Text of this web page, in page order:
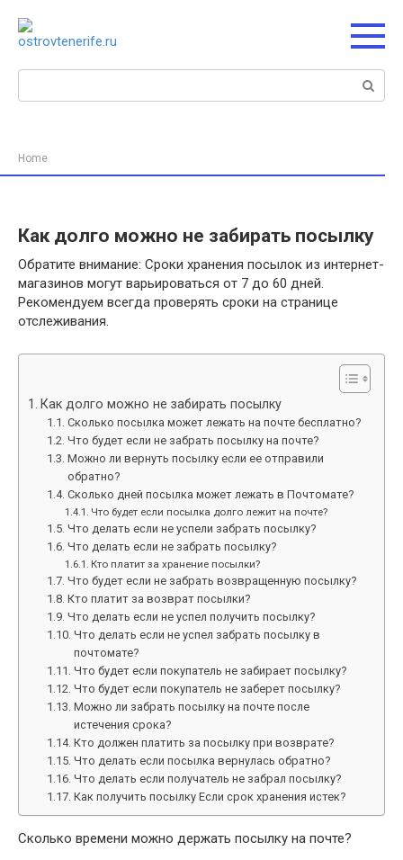
контенту
Поиск:
Home
Как долго можно не забирать посылку
Обратите внимание: Сроки хранения посылок из интернет-
магазинов могут варьироваться от 7 до 60 дней.
Рекомендуем всегда проверять сроки на странице
отслеживания.
Как долго можно не забирать посылку
Сколько посылка может лежать на почте бесплатно?
Что будет если не забрать посылку на почте?
Можно ли вернуть посылку если ее отправили
обратно?
Сколько дней посылка может лежать в Почтомате?
Что будет если посылка долго лежит на почте?
Что делать если не успели забрать посылку?
Что делать если не забрать посылку?
Кто платит за хранение посылки?
Что будет если не забрать возвращенную посылку?
Кто платит за возврат посылки?
Что делать если не успел получить посылку?
Что делать если не успел забрать посылку в
почтомате?
Что будет если покупатель не забирает посылку?
Что будет если покупатель не заберет посылку?
Можно ли забрать посылку на почте после
истечения срока?
Кто должен платить за посылку при возврате?
Что делать если посылка вернулась обратно?
Что делать если получатель не забрал посылку?
Как получить посылку Если срок хранения истек?
Сколько времени можно держать посылку на почте?